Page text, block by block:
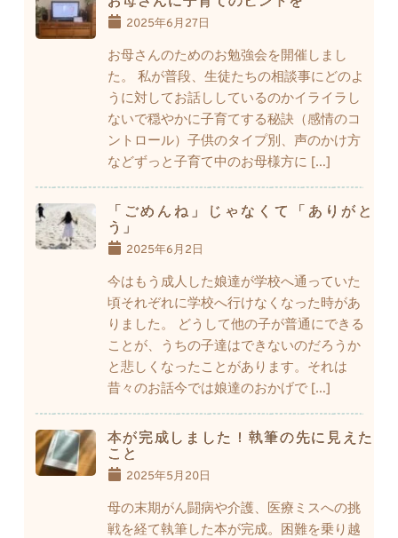
2025年6月27日
お母さんのためのお勉強会を開催しまし
た。 私が普段、生徒たちの相談事にどのよ
うに対してお話ししているのかイライラし
ないで穏やかに子育てする秘訣（感情のコ
ントロール）子供のタイプ別、声のかけ方
などずっと子育て中のお母様方に […]
「ごめんね」じゃなくて「ありがと
う」
2025年6月2日
今はもう成人した娘達が学校へ通っていた
頃それぞれに学校へ行けなくなった時があ
りました。 どうして他の子が普通にできる
ことが、うちの子達はできないのだろうか
と悲しくなったことがあります。それは
昔々のお話今では娘達のおかげで […]
本が完成しました！執筆の先に見えた
こと
2025年5月20日
母の末期がん闘病や介護、医療ミスへの挑
戦を経て執筆した本が完成。困難を乗り越